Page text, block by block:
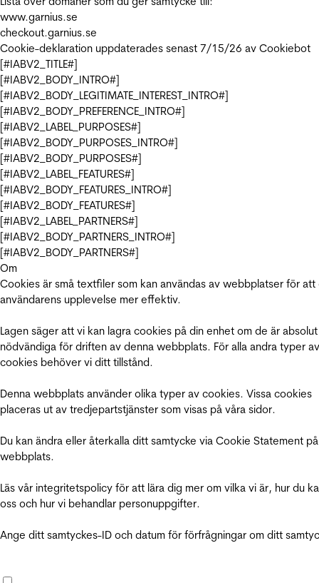
www.garnius.se
checkout.garnius.se
Cookie-deklaration uppdaterades senast 7/15/26 av Cookiebot
[#IABV2_TITLE#]
[#IABV2_BODY_INTRO#]
[#IABV2_BODY_LEGITIMATE_INTEREST_INTRO#]
[#IABV2_BODY_PREFERENCE_INTRO#]
[#IABV2_LABEL_PURPOSES#]
[#IABV2_BODY_PURPOSES_INTRO#]
[#IABV2_BODY_PURPOSES#]
[#IABV2_LABEL_FEATURES#]
[#IABV2_BODY_FEATURES_INTRO#]
[#IABV2_BODY_FEATURES#]
[#IABV2_LABEL_PARTNERS#]
[#IABV2_BODY_PARTNERS_INTRO#]
[#IABV2_BODY_PARTNERS#]
Om
Cookies är små textfiler som kan användas av webbplatser för att
användarens upplevelse mer effektiv.
Lagen säger att vi kan lagra cookies på din enhet om de är absolut
nödvändiga för driften av denna webbplats. För alla andra typer av
cookies behöver vi ditt tillstånd.
Denna webbplats använder olika typer av cookies. Vissa cookies
placeras ut av tredjepartstjänster som visas på våra sidor.
Du kan ändra eller återkalla ditt samtycke via Cookie Statement
webbplats.
Läs vår integritetspolicy för att lära dig mer om vilka vi är, hur du
oss och hur vi behandlar personuppgifter.
Ange ditt samtyckes-ID och datum för förfrågningar om ditt